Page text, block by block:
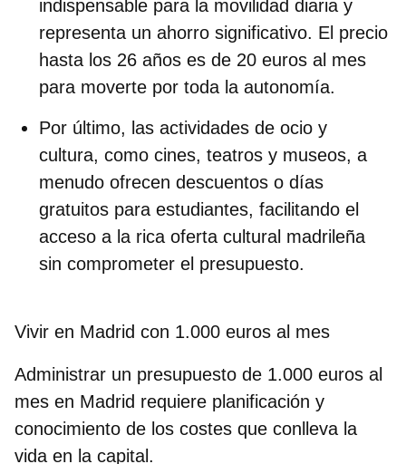
indispensable para la movilidad diaria y
representa un ahorro significativo. El precio
hasta los 26 años es de 20 euros al mes
para moverte por toda la autonomía.
Por último, las actividades de ocio y
cultura, como cines, teatros y museos, a
menudo ofrecen descuentos o días
gratuitos para estudiantes, facilitando el
acceso a la rica oferta cultural madrileña
sin comprometer el presupuesto.
Vivir en Madrid con 1.000 euros al mes
Administrar un presupuesto de 1.000 euros al
mes en Madrid requiere planificación y
conocimiento de los costes que conlleva la
vida en la capital.